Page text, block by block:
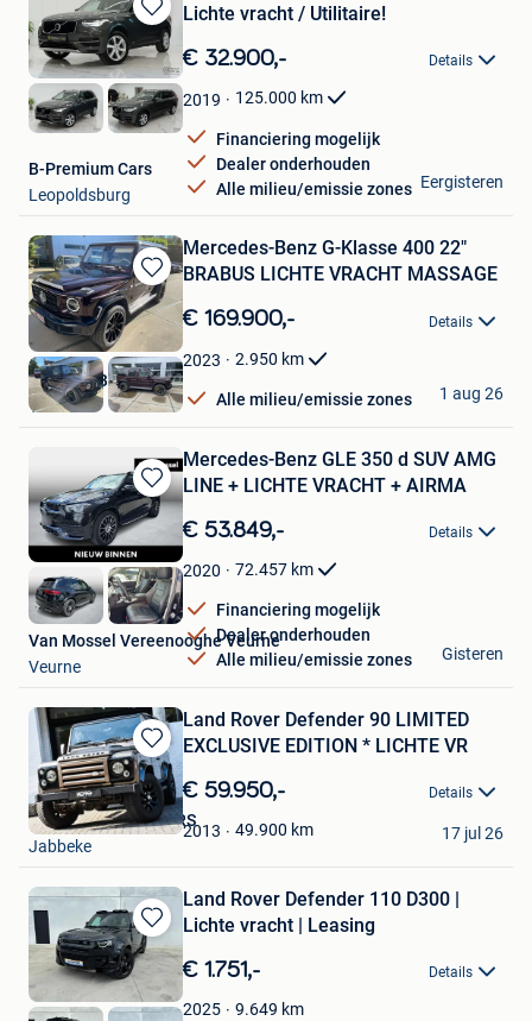
Bewaren
in
Mijn
Favorieten
Lichte vracht / Utilitaire!
€ 32.900,- Details
2019 125.000 km
Financiering mogelijk
Dealer onderhouden
Alle milieu/emissie zones
B-Premium Cars
Leopoldsburg
Eergisteren
Bewaren
in
Mijn
Favorieten
Mercedes-Benz G-Klasse 400 22"
BRABUS LICHTE VRACHT MASSAGE
€ 169.900,- Details
2023 2.950 km
Alle milieu/emissie zones
GARAGE BAUWENS
Tielt
1 aug 26
Bewaren
in
Mijn
Favorieten
Mercedes-Benz GLE 350 d SUV AMG
LINE + LICHTE VRACHT + AIRMA
€ 53.849,- Details
2020 72.457 km
Financiering mogelijk
Dealer onderhouden
Alle milieu/emissie zones
Van Mossel Vereenooghe Veurne
Veurne
Gisteren
Bewaren
in
Mijn
Favorieten
Land Rover Defender 90 LIMITED
EXCLUSIVE EDITION * LICHTE VR
€ 59.950,- Details
2013 49.900 km
XOTO PREMIUM CARS
Jabbeke
17 jul 26
Bewaren
in
Mijn
Favorieten
Land Rover Defender 110 D300 |
Lichte vracht | Leasing
€ 1.751,- Details
2025 9.649 km